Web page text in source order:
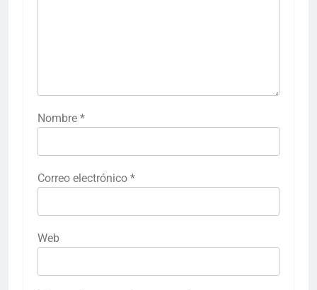
Nombre *
Correo electrónico *
Web